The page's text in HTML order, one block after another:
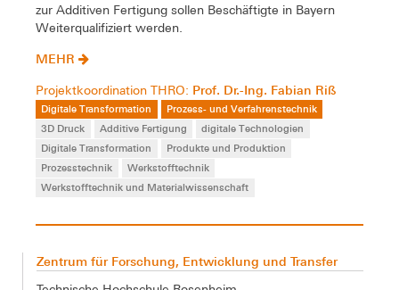
zur Additiven Fertigung sollen Beschäftigte in Bayern
Weiterqualifiziert werden.
MEHR
Projektkoordination THRO: Prof. Dr.-Ing. Fabian Riß
Digitale Transformation
Prozess- und Verfahrenstechnik
3D Druck
Additive Fertigung
digitale Technologien
Digitale Transformation
Produkte und Produktion
Prozesstechnik
Werkstofftechnik
Werkstofftechnik und Materialwissenschaft
Zentrum für Forschung, Entwicklung und Transfer